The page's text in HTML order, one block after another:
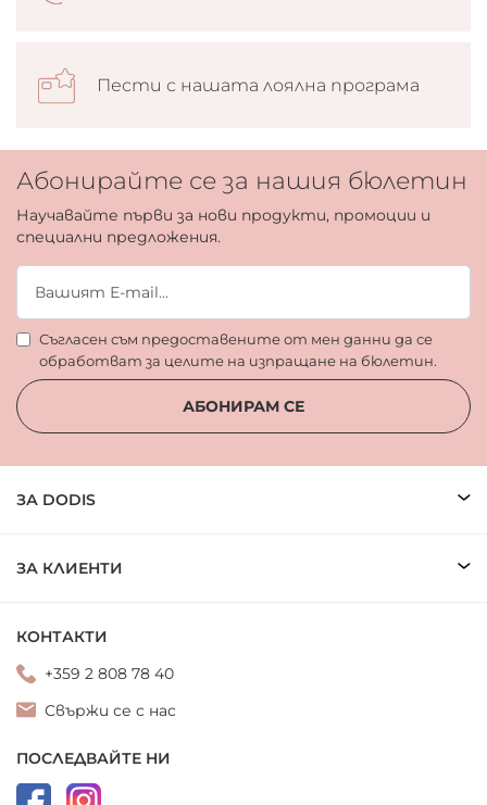
Пести с нашата лоялна програма
Абонирайте се за нашия бюлетин
Научавайте първи за нови продукти, промоции и
специални предложения.
Съгласен съм предоставените от мен данни да се
обработват за целите на изпращане на бюлетин.
АБОНИРАМ СЕ
ЗА DODIS
ЗА КЛИЕНТИ
КОНТАКТИ
+359 2 808 78 40
Свържи се с нас
ПОСЛЕДВАЙТЕ НИ